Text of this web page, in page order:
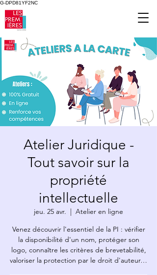
G-DPD81YF2NC
Atelier Juridique -
Tout savoir sur la
propriété
intellectuelle
jeu. 25 avr.
  |
Atelier en ligne
Venez découvrir l'essentiel de la PI : vérifier
la disponibilité d'un nom, protéger son
logo, connaître les critères de brevetabilité,
valoriser la protection par le droit d'auteur…